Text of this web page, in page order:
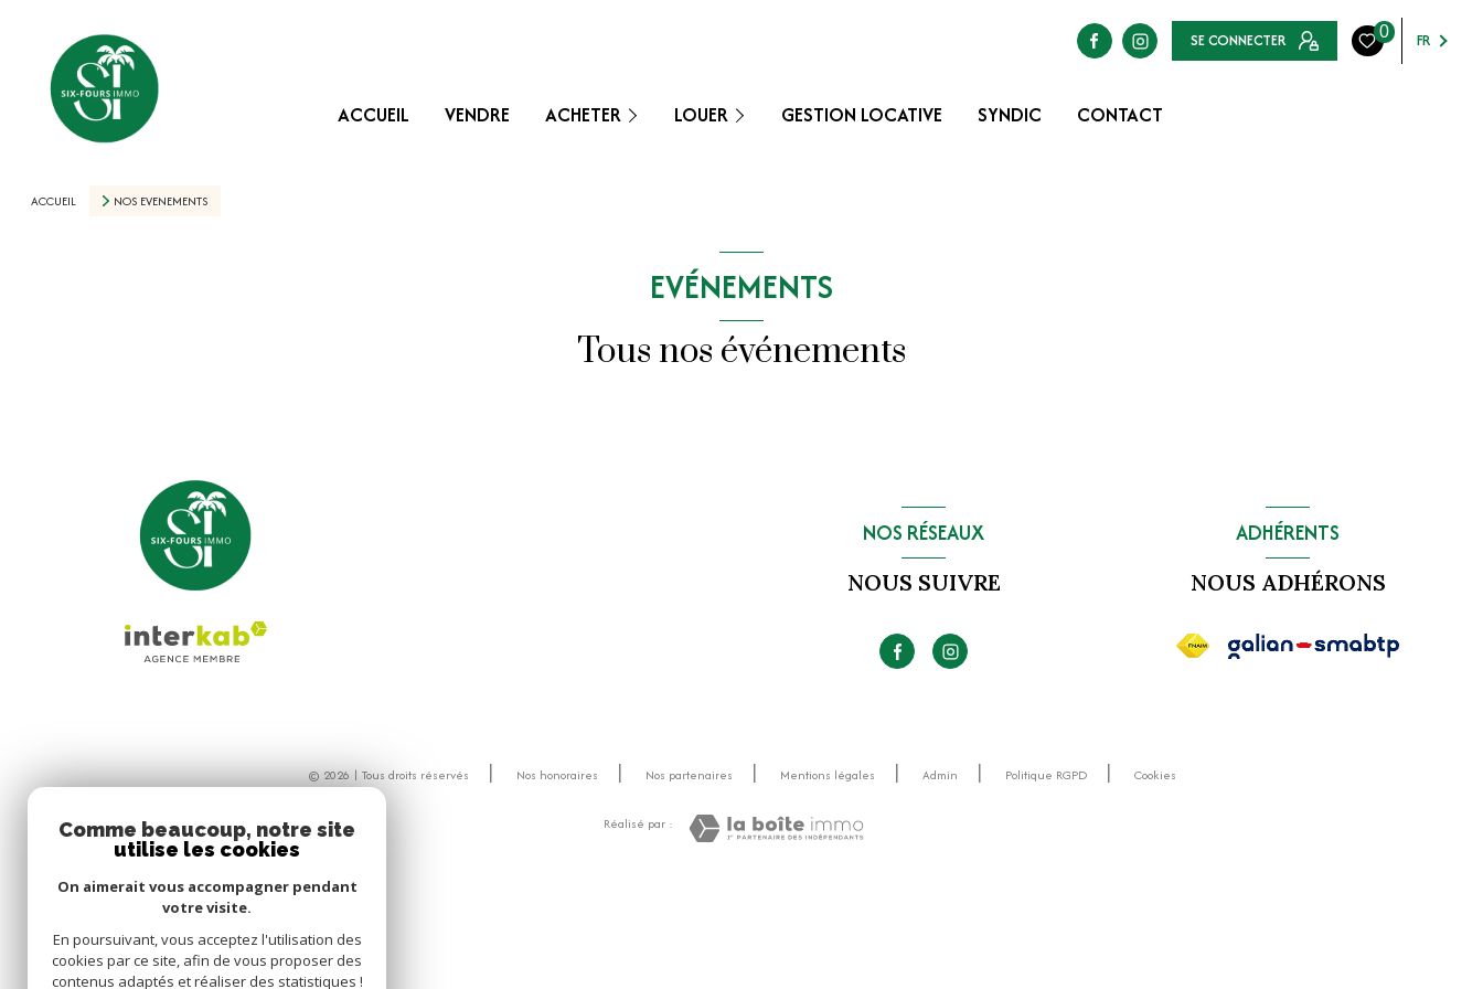
SE CONNECTER 0 FR
ACCUEIL VENDRE ACHETER
MAISONS / VILLAS LOUER
APPARTEMENTS GESTION LOCATIVE SYNDIC CONTACT
ACCUEIL NOS EVENEMENTS
EVÉNEMENTS
Tous nos événements
NOS RÉSEAUX
NOUS SUIVRE
ADHÉRENTS
NOUS ADHÉRONS
© 2026 | Tous droits réservés Nos honoraires Nos partenaires Mentions légales Admin Politique RGPD Cookies
Réalisé par :
Comme beaucoup, notre site
utilise les cookies
On aimerait vous accompagner pendant
votre visite.
En poursuivant, vous acceptez l'utilisation des
cookies par ce site, afin de vous proposer des
contenus adaptés et réaliser des statistiques !